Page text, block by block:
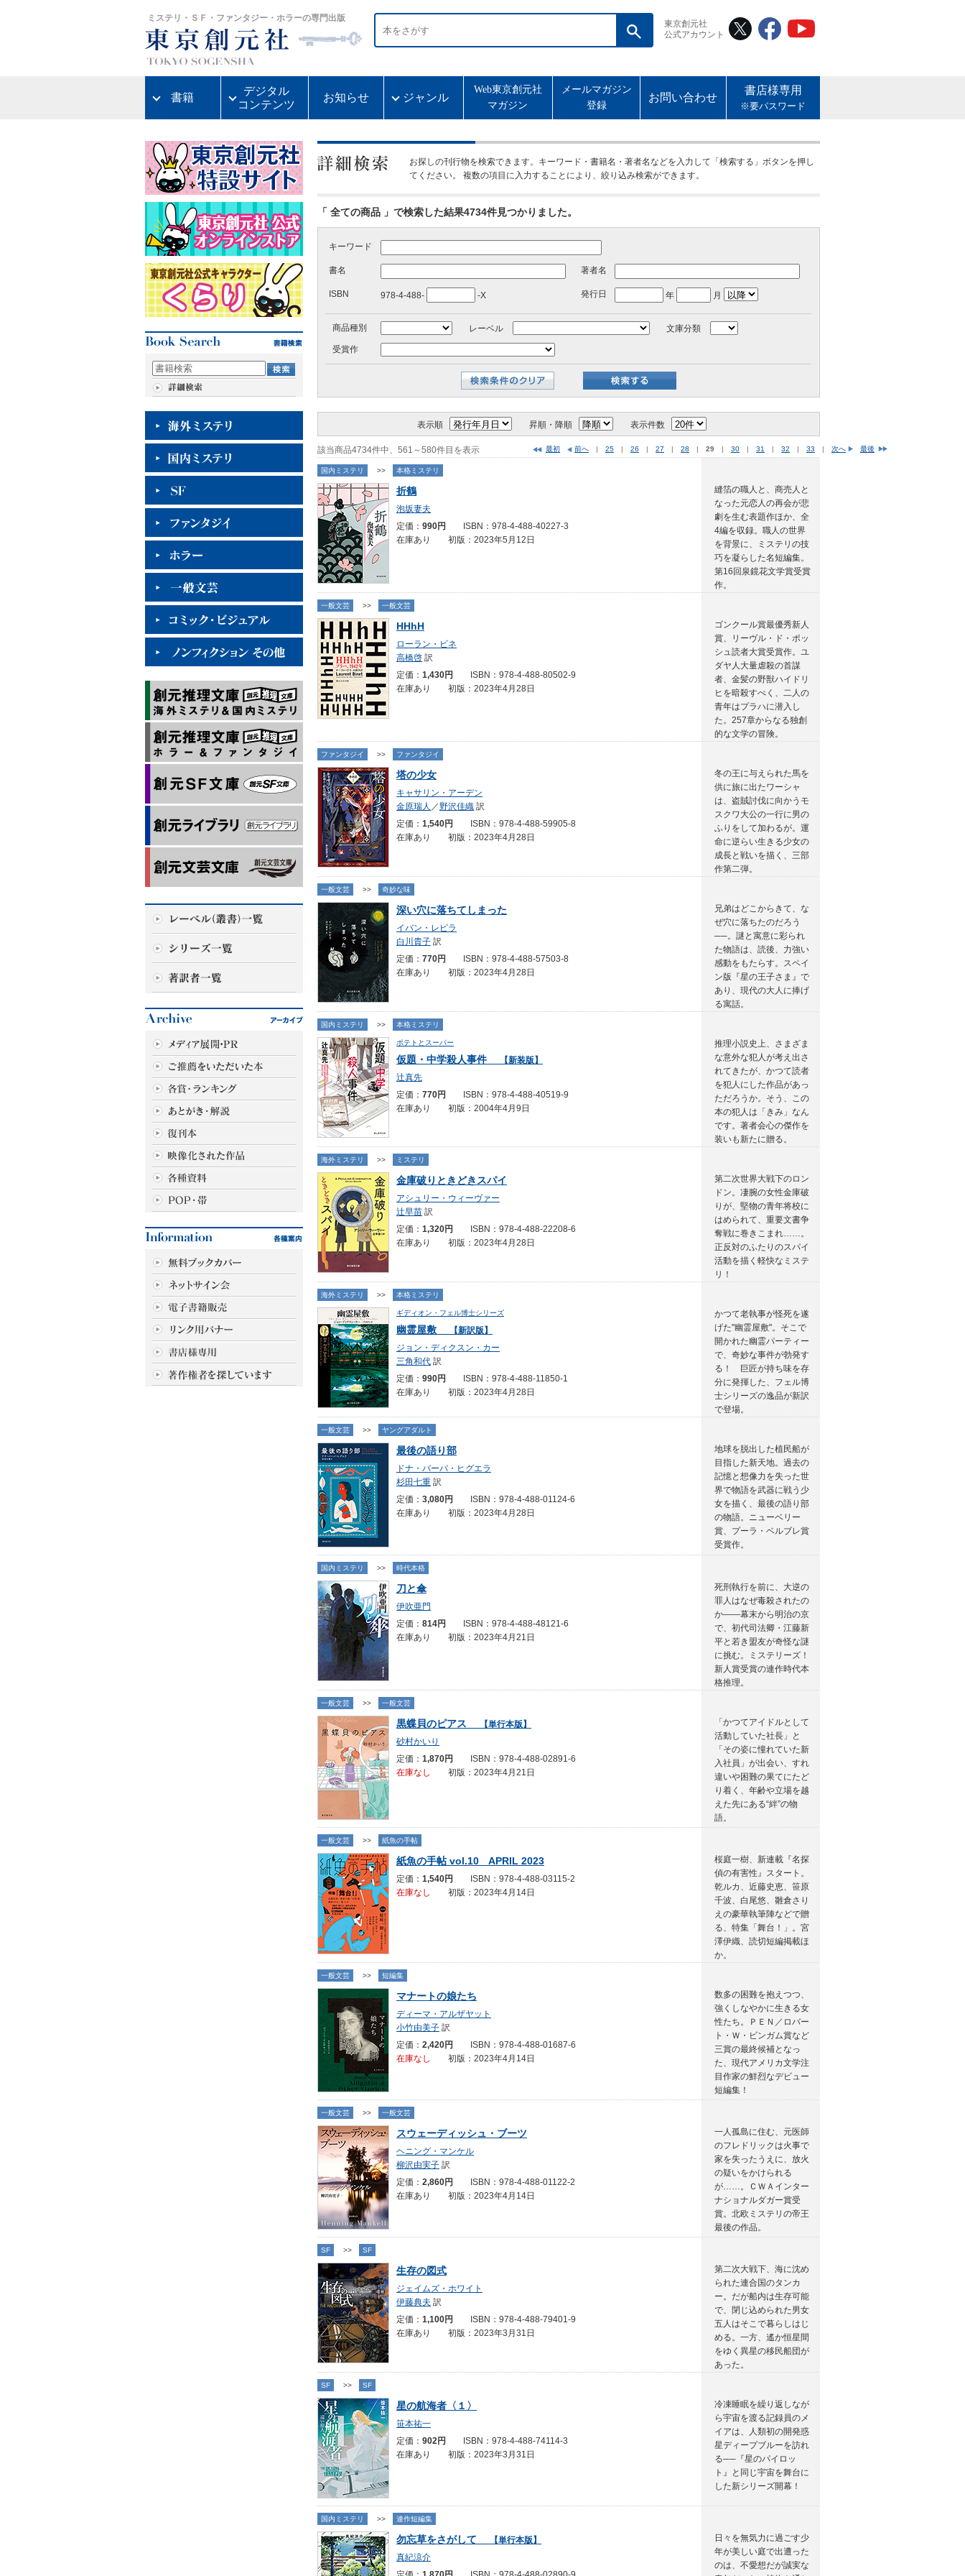
ミステリ・ＳＦ・ファンタジー・ホラーの専門出版
東京創元社
公式アカウント
書籍
デジタル
コンテンツ
お知らせ ジャンル
Web東京創元社
マガジン
メールマガジン
登録
お問い合わせ
書店様専用
※要パスワード
お探しの刊行物を検索できます。キーワード・書籍名・著者名などを入力して「検索する」ボタンを押し
てください。 複数の項目に入力することにより、絞り込み検索ができます。
「 全ての商品 」で検索した結果4734件見つかりました。
キーワード
書名 著者名
ISBN 978-4-488- -X 発行日 年 月
商品種別 レーベル 文庫分類
受賞作
表示順 昇順・降順 表示件数
該当商品4734件中、561～580件目を表示 最初 前へ | 25 | 26 | 27 | 28 | 29 | 30 | 31 | 32 | 33 | 次へ 最後
国内ミステリ >> 本格ミステリ
折鶴
泡坂妻夫
定価： 990円
ISBN：978-4-488-40227-3
在庫あり 初版：2023年5月12日
縫箔の職人と、商売人と
なった元恋人の再会が悲
劇を生む表題作ほか、全
4編を収録。職人の世界
を背景に、ミステリの技
巧を凝らした名短編集。
第16回泉鏡花文学賞受賞
作。
一般文芸 >> 一般文芸
HHhH
ローラン・ビネ
高橋啓 訳
定価： 1,430円
ISBN：978-4-488-80502-9
在庫あり 初版：2023年4月28日
ゴンクール賞最優秀新人
賞、リーヴル・ド・ポッ
シュ読者大賞受賞作。ユ
ダヤ人大量虐殺の首謀
者、金髪の野獣ハイドリ
ヒを暗殺すべく、二人の
青年はプラハに潜入し
た。257章からなる独創
的な文学の冒険。
ファンタジイ >> ファンタジイ
塔の少女
キャサリン・アーデン
金原瑞人 ／野沢佳織 訳
定価： 1,540円
ISBN：978-4-488-59905-8
在庫あり 初版：2023年4月28日
冬の王に与えられた馬を
供に旅に出たワーシャ
は、盗賊討伐に向かうモ
スクワ大公の一行に男の
ふりをして加わるが。運
命に逆らい生きる少女の
成長と戦いを描く、三部
作第二弾。
一般文芸 >> 奇妙な味
深い穴に落ちてしまった
イバン・レピラ
白川貴子 訳
定価： 770円
ISBN：978-4-488-57503-8
在庫あり 初版：2023年4月28日
兄弟はどこからきて、な
ぜ穴に落ちたのだろう
──。謎と寓意に彩られ
た物語は、読後、力強い
感動をもたらす。スペイ
ン版『星の王子さま』で
あり、現代の大人に捧げ
る寓話。
国内ミステリ >> 本格ミステリ
ポテトとスーパー
仮題・中学殺人事件
【新装版】
辻真先
定価： 770円
ISBN：978-4-488-40519-9
在庫あり 初版：2004年4月9日
推理小説史上、さまざま
な意外な犯人が考え出さ
れてきたが、かつて読者
を犯人にした作品があっ
ただろうか。そう、この
本の犯人は「きみ」なん
です。著者会心の傑作を
装いも新たに贈る。
海外ミステリ >> ミステリ
金庫破りときどきスパイ
アシュリー・ウィーヴァー
辻早苗 訳
定価： 1,320円
ISBN：978-4-488-22208-6
在庫あり 初版：2023年4月28日
第二次世界大戦下のロン
ドン。凄腕の女性金庫破
りが、堅物の青年将校に
はめられて、重要文書争
奪戦に巻きこまれ……。
正反対のふたりのスパイ
活動を描く軽快なミステ
リ！
海外ミステリ >> 本格ミステリ
ギディオン・フェル博士シリーズ
幽霊屋敷
【新訳版】
ジョン・ディクスン・カー
三角和代 訳
定価： 990円
ISBN：978-4-488-11850-1
在庫あり 初版：2023年4月28日
かつて老執事が怪死を遂
げた"幽霊屋敷"。そこで
開かれた幽霊パーティー
で、奇妙な事件が勃発す
る！ 巨匠が持ち味を存
分に発揮した、フェル博
士シリーズの逸品が新訳
で登場。
一般文芸 >> ヤングアダルト
最後の語り部
ドナ・バーバ・ヒグエラ
杉田七重 訳
定価： 3,080円
ISBN：978-4-488-01124-6
在庫あり 初版：2023年4月28日
地球を脱出した植民船が
目指した新天地。過去の
記憶と想像力を失った世
界で物語を武器に戦う少
女を描く、最後の語り部
の物語。ニューベリー
賞、プーラ・ベルブレ賞
受賞作。
国内ミステリ >> 時代本格
刀と傘
伊吹亜門
定価： 814円
ISBN：978-4-488-48121-6
在庫あり 初版：2023年4月21日
死刑執行を前に、大逆の
罪人はなぜ毒殺されたの
か――幕末から明治の京
で、初代司法卿・江藤新
平と若き盟友が奇怪な謎
に挑む。ミステリーズ！
新人賞受賞の連作時代本
格推理。
一般文芸 >> 一般文芸
黒蝶貝のピアス
【単行本版】
砂村かいり
定価： 1,870円
ISBN：978-4-488-02891-6
在庫なし
初版：2023年4月21日
「かつてアイドルとして
活動していた社長」と
「その姿に憧れていた新
入社員」が出会い、すれ
違いや困難の果てにたど
り着く、年齢や立場を越
えた先にある“絆”の物
語。
一般文芸 >> 紙魚の手帖
紙魚の手帖 vol.10 APRIL 2023
定価： 1,540円
ISBN：978-4-488-03115-2
在庫なし
初版：2023年4月14日
桜庭一樹、新連載『名探
偵の有害性』スタート。
乾ルカ、近藤史恵、笹原
千波、白尾悠、雛倉さり
えの豪華執筆陣などで贈
る、特集「舞台！」。宮
澤伊織、読切短編掲載ほ
か。
一般文芸 >> 短編集
マナートの娘たち
ディーマ・アルザヤット
小竹由美子 訳
定価： 2,420円
ISBN：978-4-488-01687-6
在庫なし
初版：2023年4月14日
数多の困難を抱えつつ、
強くしなやかに生きる女
性たち。ＰＥＮ／ロバー
ト・Ｗ・ビンガム賞など
三賞の最終候補となっ
た、現代アメリカ文学注
目作家の鮮烈なデビュー
短編集！
一般文芸 >> 一般文芸
スウェーディッシュ・ブーツ
ヘニング・マンケル
柳沢由実子 訳
定価： 2,860円
ISBN：978-4-488-01122-2
在庫あり 初版：2023年4月14日
一人孤島に住む、元医師
のフレドリックは火事で
家を失ったうえに、放火
の疑いをかけられる
が……。ＣＷＡインター
ナショナルダガー賞受
賞。北欧ミステリの帝王
最後の作品。
SF >> SF
生存の図式
ジェイムズ・ホワイト
伊藤典夫 訳
定価： 1,100円
ISBN：978-4-488-79401-9
在庫あり 初版：2023年3月31日
第二次大戦下、海に沈め
られた連合国のタンカ
ー。だが船内は生存可能
で、閉じ込められた男女
五人はそこで暮らしはじ
める。一方、遙か恒星間
をゆく異星の移民船団が
あった。
SF >> SF
星の航海者〈１〉
笹本祐一
定価： 902円
ISBN：978-4-488-74114-3
在庫あり 初版：2023年3月31日
冷凍睡眠を繰り返しなが
ら宇宙を渡る記録員のメ
イアは、人類初の開発惑
星ディープブルーを訪れ
る──『星のパイロッ
ト』と同じ宇宙を舞台に
した新シリーズ開幕！
国内ミステリ >> 連作短編集
勿忘草をさがして
【単行本版】
真紀涼介
日々を無気力に過ごす少
年が美しい庭で出遭った
のは、不愛想だが誠実な